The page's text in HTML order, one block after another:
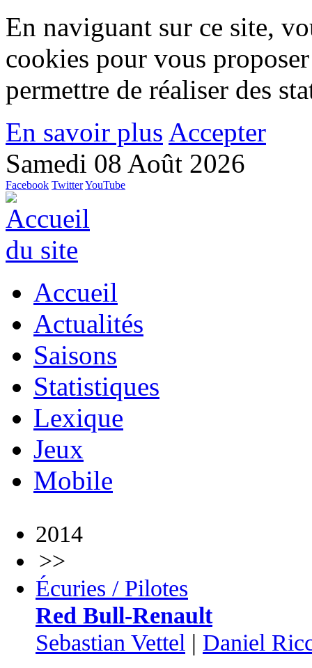
En naviguant sur ce site,
cookies pour vous
permettre de réaliser des
En savoir plus Accepter
Samedi 08 Août 2026
Facebook TwitterYouTube
Accueil
Actualités
Saisons
Statistiques
Lexique
Jeux
Mobile
2014
>>
Écuries / Pilotes
Red Bull-Renault
Sebastian Vettel | Daniel